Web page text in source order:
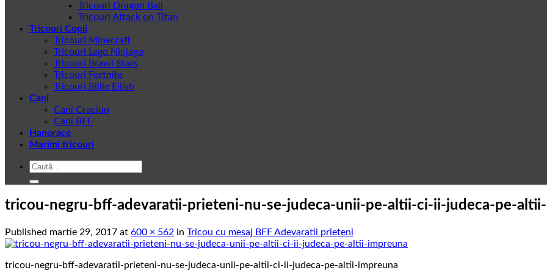
Tricouri Dragon Ball
Tricouri Attack on Titan
Tricouri Copii
Tricouri Minecraft
Tricouri Lego Ninjago
Tricouri Brawl Stars
Tricouri Fortnite
Tricouri Billie Eilish
Cani
Cani Craciun
Cani BFF
Hanorace
Marimi tricouri
Caută
tricou-negru-bff-adevaratii-prieteni-nu-se-judeca-unii-pe-altii-ci-ii-judeca-pe-
Published martie 29, 2017 at 600 × 562 in Tricou cu mesaj BFF Adevaratii prieteni
tricou-negru-bff-adevaratii-prieteni-nu-se-judeca-unii-pe-altii-ci-ii-judeca-pe-altii-impreuna